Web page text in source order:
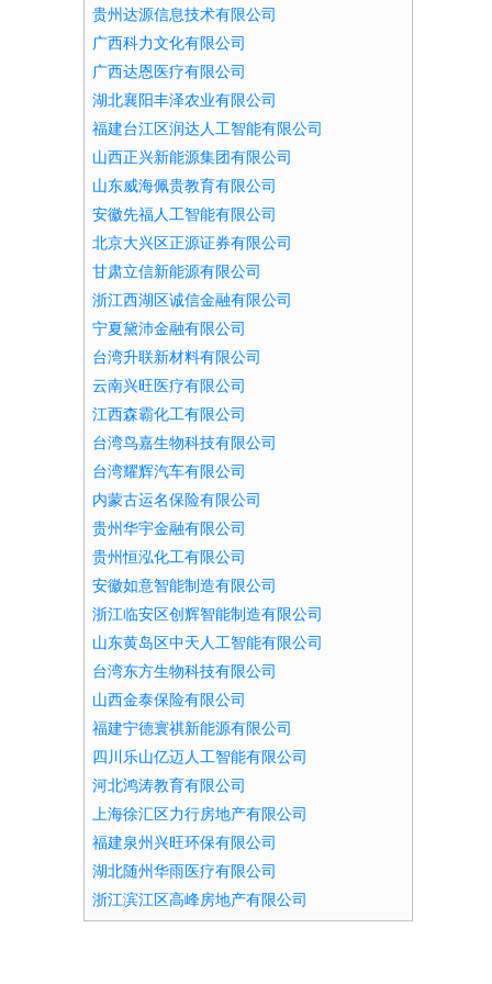
贵州达源信息技术有限公司
广西科力文化有限公司
广西达恩医疗有限公司
湖北襄阳丰泽农业有限公司
福建台江区润达人工智能有限公司
山西正兴新能源集团有限公司
山东威海佩贵教育有限公司
安徽先福人工智能有限公司
北京大兴区正源证券有限公司
甘肃立信新能源有限公司
浙江西湖区诚信金融有限公司
宁夏黛沛金融有限公司
台湾升联新材料有限公司
云南兴旺医疗有限公司
江西森霸化工有限公司
台湾鸟嘉生物科技有限公司
台湾耀辉汽车有限公司
内蒙古运名保险有限公司
贵州华宇金融有限公司
贵州恒泓化工有限公司
安徽如意智能制造有限公司
浙江临安区创辉智能制造有限公司
山东黄岛区中天人工智能有限公司
台湾东方生物科技有限公司
山西金泰保险有限公司
福建宁德寰祺新能源有限公司
四川乐山亿迈人工智能有限公司
河北鸿涛教育有限公司
上海徐汇区力行房地产有限公司
福建泉州兴旺环保有限公司
湖北随州华雨医疗有限公司
浙江滨江区高峰房地产有限公司